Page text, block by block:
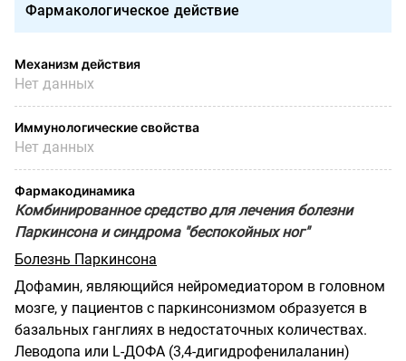
Фармакологическое действие
Механизм действия
Нет данных
Иммунологические свойства
Нет данных
Фармакодинамика
Комбинированное средство для лечения болезни
Паркинсона и синдрома "беспокойных ног"
Болезнь Паркинсона
Дофамин, являющийся нейромедиатором в головном
мозге, у пациентов с паркинсонизмом образуется в
базальных ганглиях в недостаточных количествах.
Леводопа или L-ДОФА (3,4-дигидрофенилаланин)